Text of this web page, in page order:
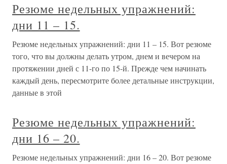
Резюме недельных упражнений:
дни 11 – 15.
Резюме недельных упражнений: дни 11 – 15. Вот резюме
того, что вы должны делать утром, днем и вечером на
протяжении дней с 11-го по 15-й. Прежде чем начинать
каждый день, пересмотрите более детальные инструкции,
данные в этой
Резюме недельных упражнений:
дни 16 – 20.
Резюме недельных упражнений: дни 16 – 20. Вот резюме